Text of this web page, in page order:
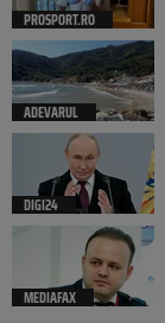
PROSPORT.RO
ADEVARUL
DIGI24
MEDIAFAX